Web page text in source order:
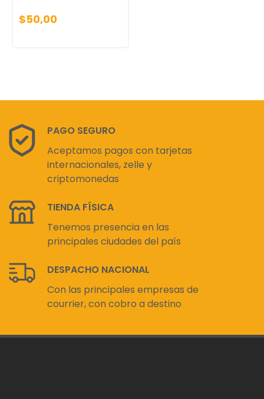
$50,00
PAGO SEGURO
Aceptamos pagos con tarjetas
internacionales, zelle y
criptomonedas
TIENDA FÍSICA
Tenemos presencia en las
principales ciudades del país
DESPACHO NACIONAL
Con las principales empresas de
courrier, con cobro a destino